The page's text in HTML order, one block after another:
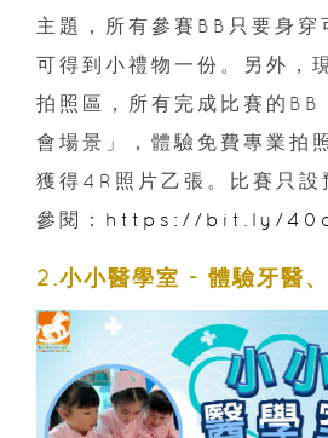
主題，所有參賽BB只要身穿
可得到小禮物一份。另外，
拍照區，所有完成比賽的BB
會場景」，體驗免費專業拍
獲得4R照片乙張。比賽只設
參閱： https://bit.ly/
2.小小醫學室 - 體驗牙醫